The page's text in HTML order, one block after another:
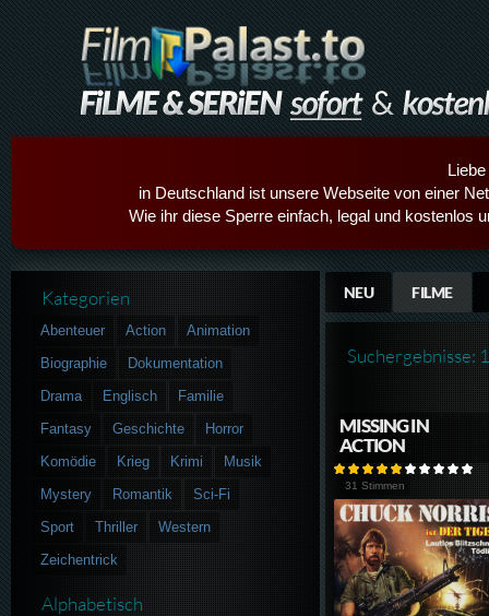
in Deutschland ist unsere Webseite von einer
Wie ihr diese Sperre einfach, legal und kostenlos
NEU FILME
Suchergebnisse: 1
MISSING IN
ACTION
31 Stimmen
Kategorien
Abenteuer Action
Animation
Biographie
Dokumentation
Drama
Englisch
Familie
Fantasy
Geschichte
Horror
Komödie
Krieg Krimi
Musik
Mystery
Romantik
Sci-Fi
Sport
Thriller
Western
Zeichentrick
Alphabetisch